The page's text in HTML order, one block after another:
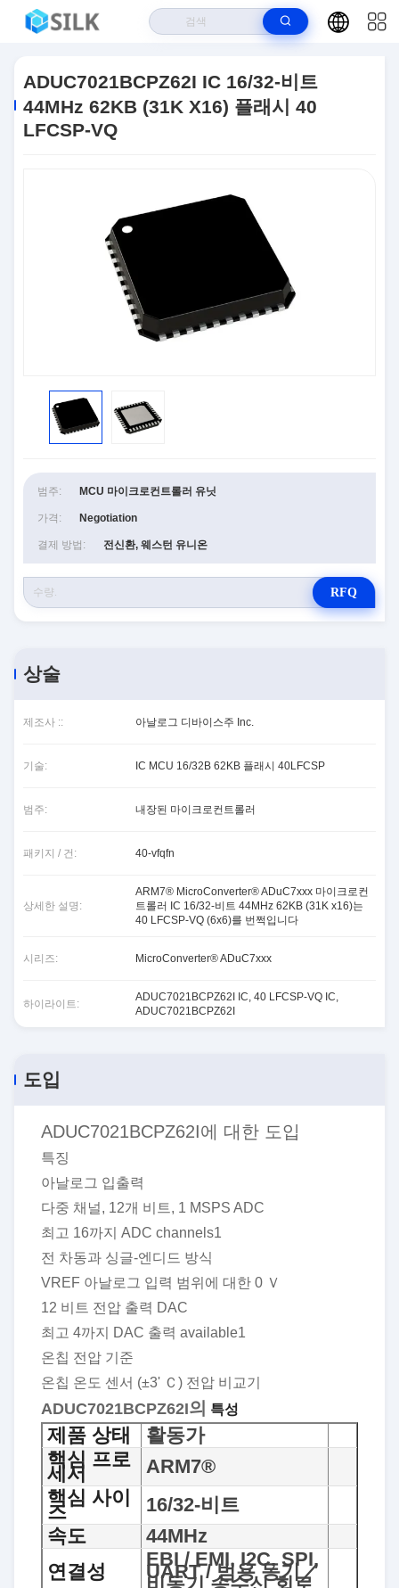
16/32-비트 44MHz 62KB (31K X16) 플래시 40 LFCSP-VQ
ADUC7021BCPZ62I IC 16/32-비트
44MHz 62KB (31K X16) 플래시 40
LFCSP-VQ
범주: MCU 마이크로컨트롤러 유닛
가격: Negotiation
결제 방법: 전신환, 웨스턴 유니온
RFQ
상술
제조사 :: 아날로그 디바이스주 Inc.
기술: IC MCU 16/32B 62KB 플래시 40LFCSP
범주: 내장된 마이크로컨트롤러
패키지 / 건: 40-vfqfn
상세한 설명:
ARM7® MicroConverter® ADuC7xxx 마이크로컨
트롤러 IC 16/32-비트 44MHz 62KB (31K x16)는
40 LFCSP-VQ (6x6)를 번쩍입니다
시리즈: MicroConverter® ADuC7xxx
하이라이트:
ADUC7021BCPZ62I IC, 40 LFCSP-VQ IC,
ADUC7021BCPZ62I
도입
ADUC7021BCPZ62I에 대한 도입
특징
아날로그 입출력
다중 채널, 12개 비트, 1 MSPS ADC
최고 16까지 ADC channels1
전 차동과 싱글-엔디드 방식
VREF 아날로그 입력 범위에 대한 0 Ｖ
12 비트 전압 출력 DAC
최고 4까지 DAC 출력 available1
온칩 전압 기준
온칩 온도 센서 (±3' Ｃ) 전압 비교기
ADUC7021BCPZ62I의 특성
제품 상태
활동가
핵심 프로
세서
ARM7®
핵심 사이
즈
16/32-비트
속도
44MHz
연결성
EBI / EMI, I2C, SPI,
UART / 범용 동기／